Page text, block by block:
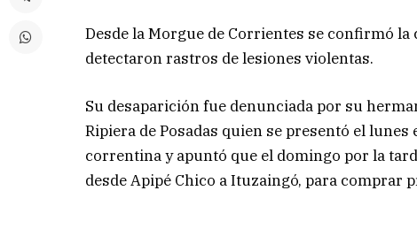
Desde la Morgue de Corrientes se confirmó
detectaron rastros de lesiones violentas.
Su desaparición fue denunciada por su
Ripiera de Posadas quien se presentó el
correntina y apuntó que el domingo por la
desde Apipé Chico a Ituzaingó, para comprar